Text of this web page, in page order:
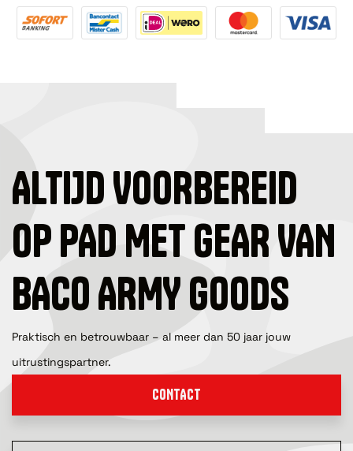
ALTIJD VOORBEREID
OP PAD MET GEAR VAN
BACO ARMY GOODS
Praktisch en betrouwbaar – al meer dan 50 jaar jouw
uitrustingspartner.
CONTACT